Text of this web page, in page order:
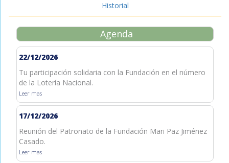
Historial
Agenda
22/12/2026
Tu participación solidaria con la Fundación en el número
de la Lotería Nacional.
Leer mas
17/12/2026
Reunión del Patronato de la Fundación Mari Paz Jiménez
Casado.
Leer mas